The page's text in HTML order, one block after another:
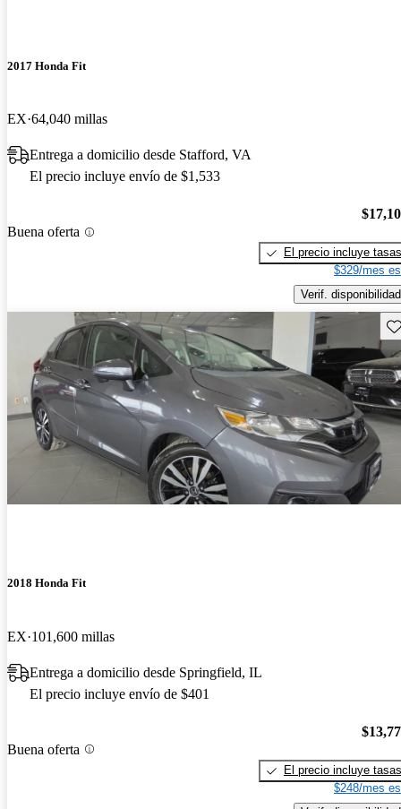
2017 Honda Fit
EX 64,040 millas
Entrega a domicilio desde Stafford, VA
El precio incluye envío de $1,533
Buena oferta
El precio incluye tasas
$329/mes
Verif. disponibilidad
2018 Honda Fit
EX 101,600 millas
Entrega a domicilio desde Springfield, IL
El precio incluye envío de $401
Buena oferta
El precio incluye tasas
$248/mes